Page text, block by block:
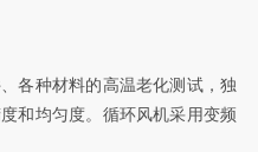
各种材料的高温老化测试，独
和均匀度。循环风机采用变频